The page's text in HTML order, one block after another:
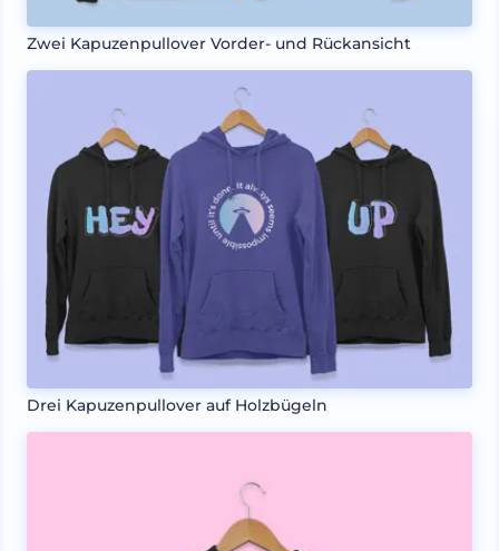
Zwei Kapuzenpullover Vorder- und Rückansicht
Drei Kapuzenpullover auf Holzbügeln